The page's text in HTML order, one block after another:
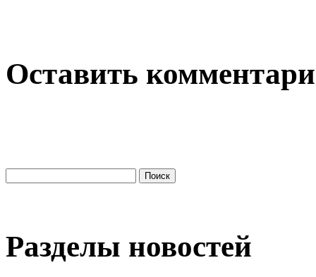
Оставить
Разделы новостей